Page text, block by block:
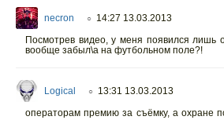
necron ○ 14:27 13.03.2013
Посмотрев видео, у меня появился лишь
вообще забыл\а на футбольном поле?!
Logical ○ 13:31 13.03.2013
операторам премию за съёмку, а охране